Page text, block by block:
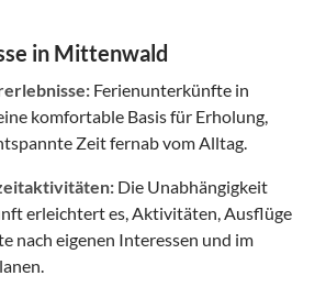
in Mittenwald
Ferienunterkünfte in
komfortable Basis für Erholung,
Zeit fernab vom Alltag.
Die Unabhängigkeit
erleichtert es, Aktivitäten, Ausflüge
nach eigenen Interessen und im